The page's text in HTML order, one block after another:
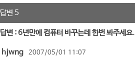
답변 5
답변 : 6년만에 컴퓨터 바꾸는데 한번 봐주세요.
hjwng 2007/05/01 11:07